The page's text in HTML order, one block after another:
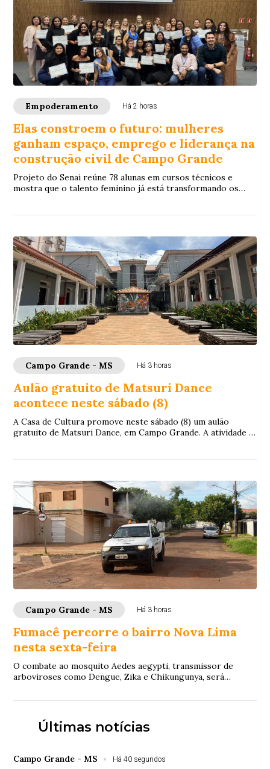
Empoderamento Há 2 horas
Elas constroem o futuro: mulheres
ganham espaço, emprego e liderança na
construção civil de Campo Grande
Projeto do Senai reúne 78 alunas em cursos técnicos e
mostra que o talento feminino já está transformando os
Campo Grande - MS Há 3 horas
Aulão gratuito de Matsuri Dance
acontece neste sábado (8)
A Casa de Cultura promove neste sábado (8) um aulão
gratuito de Matsuri Dance, em Campo Grande. A atividade é
Campo Grande - MS Há 3 horas
Fumacê percorre o bairro Nova Lima
nesta sexta-feira
O combate ao mosquito Aedes aegypti, transmissor de
arboviroses como Dengue, Zika e Chikungunya, será
Últimas notícias
Campo Grande - MS Há 40 segundos